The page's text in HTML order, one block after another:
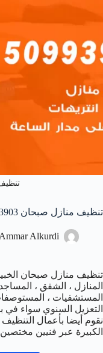
تنظيف منازل صبحان 50993903‬ شركة تنظيف شقق وفلل
Alkurdi
تنظيف منازل صبحان
المنازل ، الشقق ،
المستشفيات ،
التعزيل السنوي سواء في
نقوم أيضا بأعمال
الكبيرة عبر فنيين